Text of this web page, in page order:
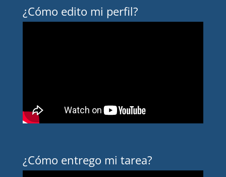
¿Cómo edito mi perfil?
¿Cómo entrego mi tarea?